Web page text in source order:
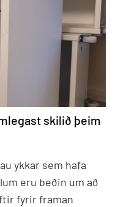
skilið þeim
ykkar sem hafa
eru beðin um að
fyrir framan